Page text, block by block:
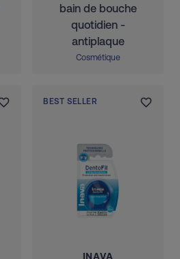
bain de bouche
quotidien -
antiplaque
Cosmétique
BEST SELLER
INAVA